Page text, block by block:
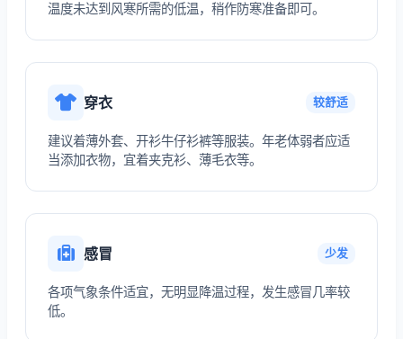
温度未达到风寒所需的低温，稍作防寒准备即可。
穿衣 较舒适
建议着薄外套、开衫牛仔衫裤等服装。年老体弱者应适
当添加衣物，宜着夹克衫、薄毛衣等。
感冒 少发
各项气象条件适宜，无明显降温过程，发生感冒几率较
低。